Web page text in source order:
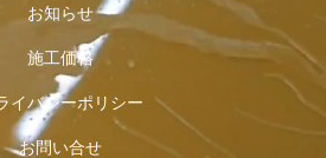
お知らせ
施工価格
イバシーポリシー
お問い合せ